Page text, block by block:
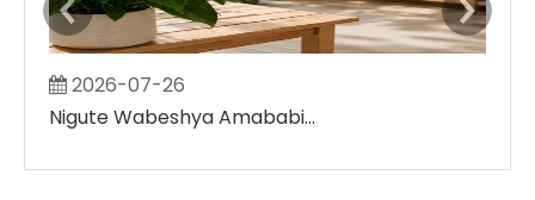
2026-07-26
Nigute Wabeshya Amababi y'Ibihingwa Utarinze gukora ibibanza binini bitose